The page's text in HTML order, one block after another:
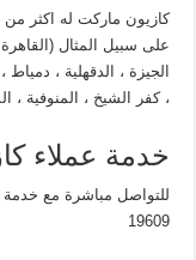
على سبيل المثال (القاهرة
الجيزة ، الدقهلية ،
، كفر الشيخ ، المنوفية ،
خدمة عملاء
للتواصل مباشرة مع
19609